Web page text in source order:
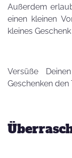
Außerdem
einen kleinen
kleines
Versüße
Geschenken den